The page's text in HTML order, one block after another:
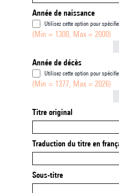
Année de naissance
Utilisez cette option pour
(Min = 1300, Max = 2000)
Année de décès
Utilisez cette option pour
(Min = 1377, Max = 2026)
Titre original
Traduction du titre en
Sous-titre